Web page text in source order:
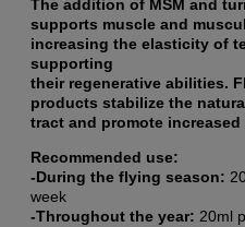
The addition of MSM and
supports muscle and
increasing the elasticity of
supporting
their regenerative abilities.
products stabilize the
tract and promote
Recommended use:
-During the flying season:
week
-Throughout the year: 20ml